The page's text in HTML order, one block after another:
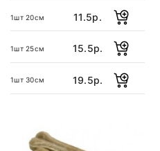
1шт 20см 11.5р.
1шт 25см 15.5р.
1шт 30см 19.5р.